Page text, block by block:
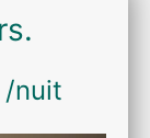
/nuit